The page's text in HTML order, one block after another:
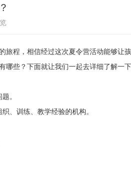
程，相信经过这次夏令营活动能够让
哪些？下面就让我们一起去详细了解一下
。
、训练、教学经验的机构。